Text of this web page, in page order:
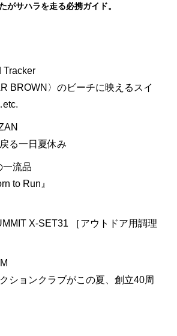
がサハラを走る必携ガイド。
Tracker
BROWN〉のビーチに映えるスイ
る一日夏休み
一流品
to Run』
X-SET31 ［アウトドア用調理
ションクラブがこの夏、創立40周